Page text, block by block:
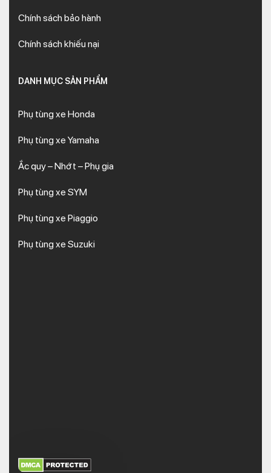
Chính sách bảo hành
Chính sách khiếu nại
DANH MỤC SẢN PHẨM
Phụ tùng xe Honda
Phụ tùng xe Yamaha
Ắc quy – Nhớt – Phụ gia
Phụ tùng xe SYM
Phụ tùng xe Piaggio
Phụ tùng xe Suzuki